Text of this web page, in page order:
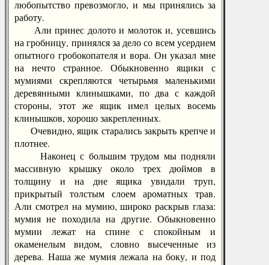
любопытство превозмогло, и мы принялись за
работу.
Али принес долото и молоток и, усевшись
на гробницу, принялся за дело со всем усердием
опытного гробокопателя и вора. Он указал мне
на нечто странное. Обыкновенно ящики с
мумиями скрепляются четырьмя маленькими
деревянными клинышками, по два с каждой
стороны, этот же ящик имел целых восемь
клинышков, хорошо закрепленных.
Очевидно, ящик старались закрыть крепче и
плотнее.
Наконец с большим трудом мы подняли
массивную крышку около трех дюймов в
толщину и на дне ящика увидали труп,
прикрытый толстым слоем ароматных трав.
Али смотрел на мумию, широко раскрыв глаза:
мумия не походила на другие. Обыкновенно
мумии лежат на спине с спокойным и
окаменелым видом, словно высеченные из
дерева. Наша же мумия лежала на боку, и под